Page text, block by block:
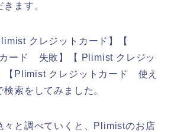
ます。
クレジットカード】【
ード 失敗】【 Plimist クレジッ
【Plimist クレジットカード 使え
索をしてみました。
々と調べていくと、Plimistのお店